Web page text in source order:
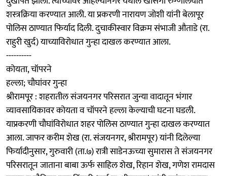
शस्त्रक्रिया करण्यात आली. या प्रकरणी नारायण जोशी यांनी बेलापूर
पोलिस ठाण्यात फिर्याद दिली. दुचाकीस्वार विक्रम संभाजी औताडे (रा.
राहुरी खुर्द) याच्याविरोधात गुन्हा दाखल करण्यात आला.
----------
कोयता, चॉपरने
हल्ला; चौघांवर गुन्हा
श्रीरामपूर : शहरातील संजयनगर परिसरात जुन्या वादातून भंगार
व्यावसायिकावर कोयता व चॉपरने हल्ला केल्याची घटना घडली.
याप्रकरणी चौघांविरोधात शहर पोलिस ठाण्यात गुन्हा दाखल करण्यात
आला. जाफर करीम शेख (रा. संजयनगर, श्रीरामपूर) यांनी दिलेल्या
फिर्यादीनुसार, गुरुवारी (ता.७) रात्री साडेनऊच्या सुमारास ते संजयनगर
परिसरातून जाताना बाबा ऊर्फ साहिल शेख, रिहान शेख, गणेश रामदास